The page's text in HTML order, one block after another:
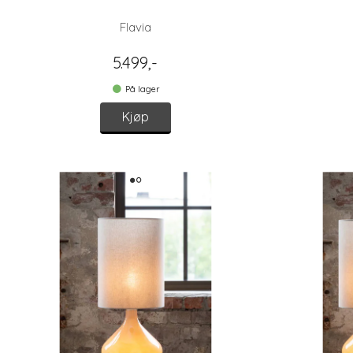
Flavia
5.499,-
På lager
Kjøp